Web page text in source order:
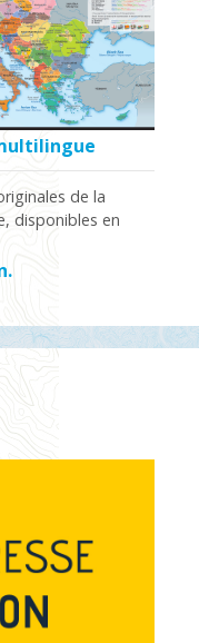
de la
disponibles en